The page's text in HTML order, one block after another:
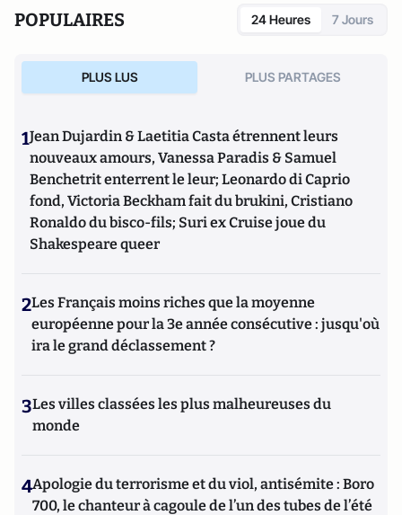
POPULAIRES 24 Heures 7 Jours
PLUS LUS PLUS PARTAGES
1Jean Dujardin & Laetitia Casta étrennent leurs
nouveaux amours, Vanessa Paradis & Samuel
Benchetrit enterrent le leur; Leonardo di Caprio
fond, Victoria Beckham fait du brukini, Cristiano
Ronaldo du bisco-fils; Suri ex Cruise joue du
Shakespeare queer
2Les Français moins riches que la moyenne
européenne pour la 3e année consécutive : jusqu'où
ira le grand déclassement ?
3Les villes classées les plus malheureuses du
monde
4Apologie du terrorisme et du viol, antisémite : Boro
700, le chanteur à cagoule de l’un des tubes de l’été